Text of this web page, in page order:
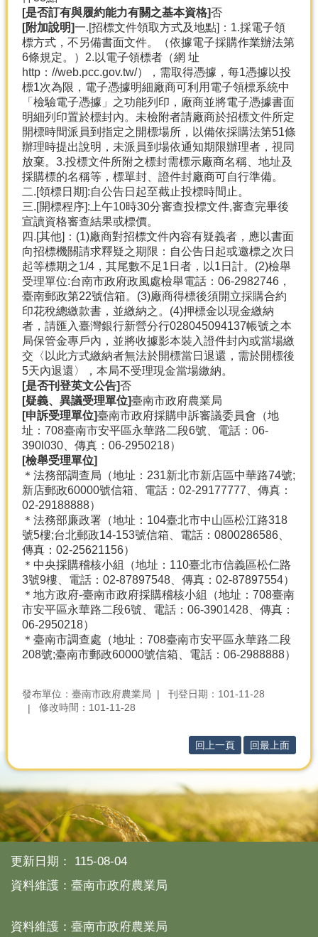
[是否訂有與履約能力有關之基本資格]否
[附加說明]一.[招標文件領取方式及地點]：1.採電子領
標方式，不另備書面文件。（依據電子採購作業辦法第
6條規定。）2.以電子領標者（網 址
http：//web.pcc.gov.tw/），需取得憑據，每1憑據以投
標1次為限，電子憑據明細廠商可利用電子領標系統中
「檢驗電子憑據」之功能列印，廠商並將電子憑據書面
明細列印置於標封內。未檢附者請廠商於招標文件所定
開標時間派員到指定之開標場所，以備依採購法第51條
辦理時提出說明，未派員到場依通知期限辦理者，視同
放棄。3.投標文件所附之標封需標示廠商名稱、地址及
採購標的名稱等，標單封、證件封廠商可自行準備。
二.[領標日期]:自公告日起至截止投標時間止。
三.[開標程序]:上午10時30分審查投標文件,審查完畢後
宣讀資格審查結果或標價。
四.[其他]：(1)廠商對招標文件內容有疑義者，應以書面
向招標機關請求釋疑之期限：自公告日起或邀標之次日
起等標期之1/4，其尾數不足1日者，以1日計。(2)檢舉
受理單位:台南市政府政風處檢舉電話：06-2982746，
臺南郵政第22號信箱。(3)廠商得標後須開立採購合約
印花稅總繳款書，並繳納之。(4)押標金以現金繳納
者，請匯入臺灣銀行新營分行028045094137帳號之本
局保管金專戶內，並將收據影本裝入證件封內或當場繳
交〈以此方式繳納者無法於開標當日退還，需於開標後
5天內退還〉，本局不受理現金當場繳納。
[是否刊登英文公告]否
[疑義、異議受理單位]臺南市政府農業局
[申訴受理單位]臺南市政府採購申訴審議委員會（地
址：708臺南市安平區永華路二段6號、電話：06-
390l030、傳真：06-2950218）
[檢舉受理單位]
＊法務部調查局（地址：231新北市新店區中華路74號;
新店郵政60000號信箱、電話：02-29177777、傳真：
02-29188888）
＊法務部廉政署（地址：104臺北市中山區松江路318
號5樓;台北郵政14-153號信箱、電話：0800286586、
傳真：02-25621156）
＊中央採購稽核小組（地址：110臺北市信義區松仁路
3號9樓、電話：02-87897548、傳真：02-87897554）
＊地方政府-臺南市政府採購稽核小組（地址：708臺南
市安平區永華路二段6號、電話：06-3901428、傳真：
06-2950218）
＊臺南市調查處（地址：708臺南市安平區永華路二段
208號;臺南市郵政60000號信箱、電話：06-2988888）
發布單位：臺南市政府農業局
刊登日期：101-11-28
修改時間：101-11-28
回上一頁 回最上面
更新日期：
115-08-04
資料維護：臺南市政府農業局
資料維護：臺南市政府農業局